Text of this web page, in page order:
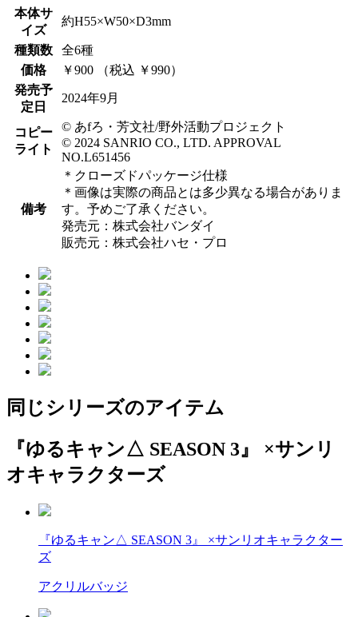
本体サ
イズ
約H55×W50×D3mm
種類数
全6種
価格
￥900 （税込 ￥990）
発売予
定日
2024年9月
コピー
ライト
© あfろ・芳文社/野外活動プロジェクト
© 2024 SANRIO CO., LTD. APPROVAL
NO.L651456
備考
＊クローズドパッケージ仕様
＊画像は実際の商品とは多少異なる場合がありま
す。予めご了承ください。
発売元：株式会社バンダイ
販売元：株式会社ハセ・プロ
同じシリーズのアイテム
『ゆるキャン△ SEASON 3』 ×サンリ
オキャラクターズ
『ゆるキャン△ SEASON 3』 ×サンリオキャラクター
ズ
アクリルバッジ